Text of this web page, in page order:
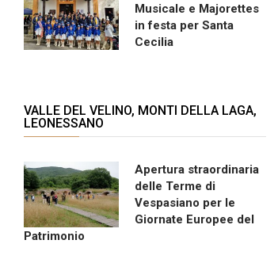
Musicale e Majorettes
in festa per Santa
Cecilia
VALLE DEL VELINO, MONTI DELLA LAGA,
LEONESSANO
Apertura straordinaria
delle Terme di
Vespasiano per le
Giornate Europee del
Patrimonio